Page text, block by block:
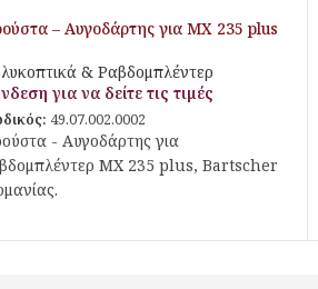
– Αυγοδάρτης για MX 235 plus
& Ραβδομπλέντερ
για να δείτε τις τιμές
49.07.002.0002
- Αυγοδάρτης για
MX 235 plus, Bartscher